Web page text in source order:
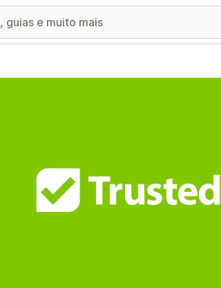
de imagens em destaque